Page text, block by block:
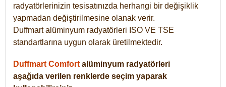
radyatörlerinizin tesisatınızda herhangi bir değişiklik
yapmadan değiştirilmesine olanak verir.
Duffmart alüminyum radyatörleri ISO VE TSE
standartlarına uygun olarak üretilmektedir.
Duffmart Comfort alüminyum radyatörleri
aşağıda verilen renklerde seçim yaparak